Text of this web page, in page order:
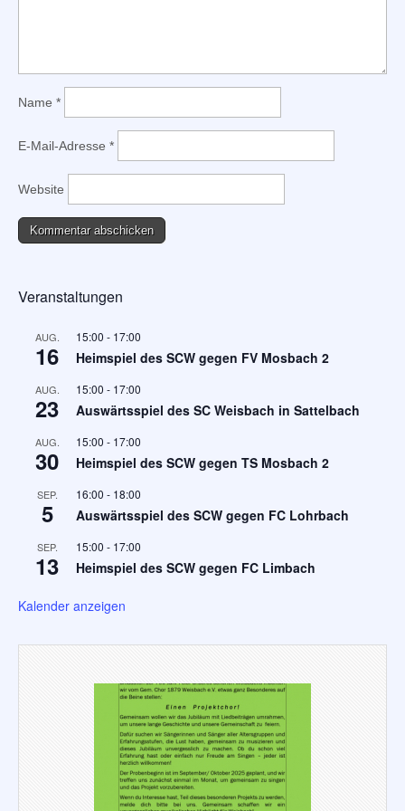
Name *
E-Mail-Adresse *
Website
Veranstaltungen
AUG.
16
15:00 - 17:00
Heimspiel des SCW gegen FV Mosbach 2
AUG.
23
15:00 - 17:00
Auswärtsspiel des SC Weisbach in Sattelbach
AUG.
30
15:00 - 17:00
Heimspiel des SCW gegen TS Mosbach 2
SEP.
5
16:00 - 18:00
Auswärtsspiel des SCW gegen FC Lohrbach
SEP.
13
15:00 - 17:00
Heimspiel des SCW gegen FC Limbach
Kalender anzeigen